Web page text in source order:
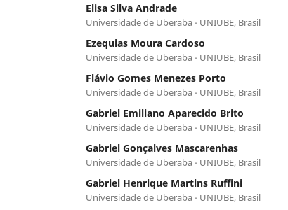
Elisa Silva Andrade
Universidade de Uberaba - UNIUBE, Brasil
Ezequias Moura Cardoso
Universidade de Uberaba - UNIUBE, Brasil
Flávio Gomes Menezes Porto
Universidade de Uberaba - UNIUBE, Brasil
Gabriel Emiliano Aparecido Brito
Universidade de Uberaba - UNIUBE, Brasil
Gabriel Gonçalves Mascarenhas
Universidade de Uberaba - UNIUBE, Brasil
Gabriel Henrique Martins Ruffini
Universidade de Uberaba - UNIUBE, Brasil